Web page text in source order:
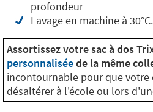
profondeur
Lavage en machine à 30°C.
Assortissez votre sac à dos
personnaliséede la même
incontournable pour que votre
désaltérer à l'école ou lors